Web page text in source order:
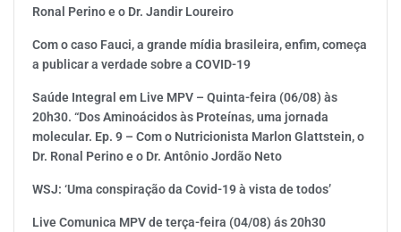
Ronal Perino e o Dr. Jandir Loureiro
Com o caso Fauci, a grande mídia brasileira, enfim, começa
a publicar a verdade sobre a COVID-19
Saúde Integral em Live MPV – Quinta-feira (06/08) às
20h30. “Dos Aminoácidos às Proteínas, uma jornada
molecular. Ep. 9 – Com o Nutricionista Marlon Glattstein, o
Dr. Ronal Perino e o Dr. Antônio Jordão Neto
WSJ: ‘Uma conspiração da Covid-19 à vista de todos’
Live Comunica MPV de terça-feira (04/08) ás 20h30